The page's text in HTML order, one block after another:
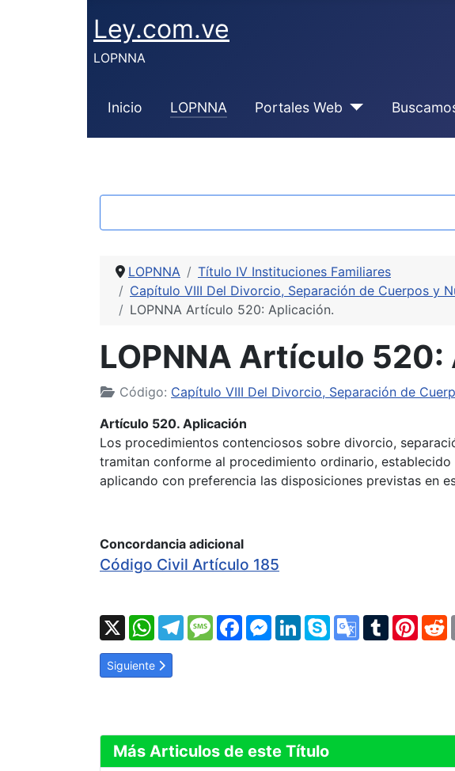
Ley.com.ve
LOPNNA
Inicio LOPNNA Portales Web
LOPNNA
Título IV Instituciones Familiares
Capítulo VIII Del Divorcio, Separación de Cuerpos y
LOPNNA Artículo 520: Aplicación.
LOPNNA Artículo
Código: Capítulo VIII Del Divorcio, Separación de
Artículo 520. Aplicación
Los procedimientos contenciosos sobre divorcio,
tramitan conforme al procedimiento ordinario,
aplicando con preferencia las disposiciones previstas en
Concordancia adicional
Código Civil Artículo 185
X WhatsApp
TelegramMessageFacebook
Messenger
LinkedInSkypeGoogleTumblr
Artículo siguiente: LOPNNA Artículo 521: Acto de reconciliación.
Siguiente
Más Articulos de este Título